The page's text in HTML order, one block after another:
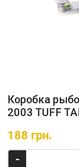
Коробка
2003 TUFF
188 грн.
-